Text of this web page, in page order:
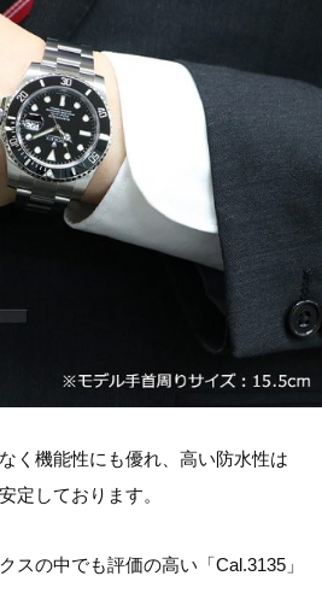
く機能性にも優れ、高い防水性は
定しております。
スの中でも評価の高い「Cal.3135」